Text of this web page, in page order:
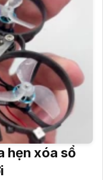
hẹn xóa sổ